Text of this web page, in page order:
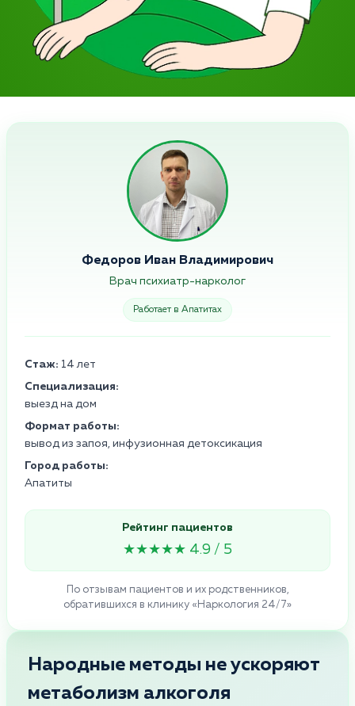
Федоров Иван Владимирович
Врач психиатр-нарколог
Работает в Апатитах
Стаж: 14 лет
Специализация:
выезд на дом
Формат работы:
вывод из запоя, инфузионная детоксикация
Город работы:
Апатиты
Рейтинг пациентов
★★★★★ 4.9 / 5
По отзывам пациентов и их родственников,
обратившихся в клинику «Наркология 24/7»
Народные методы не ускоряют
метаболизм алкоголя